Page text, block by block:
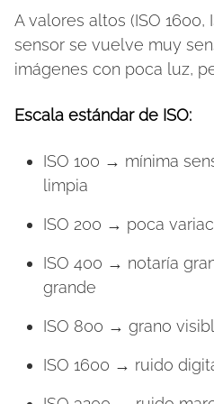
A valores altos (ISO 1600,
sensor se vuelve muy
imágenes con poca luz,
Escala estándar de ISO:
ISO 100 → mínima
limpia
ISO 200 → poca
ISO 400 → notaría
grande
ISO 800 → grano
ISO 1600 → ruido